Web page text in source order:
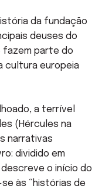
da fundação
deuses do
fazem parte do
cultura europeia
a terrível
(Hércules na
narrativas
dividido em
o início do
às “histórias de